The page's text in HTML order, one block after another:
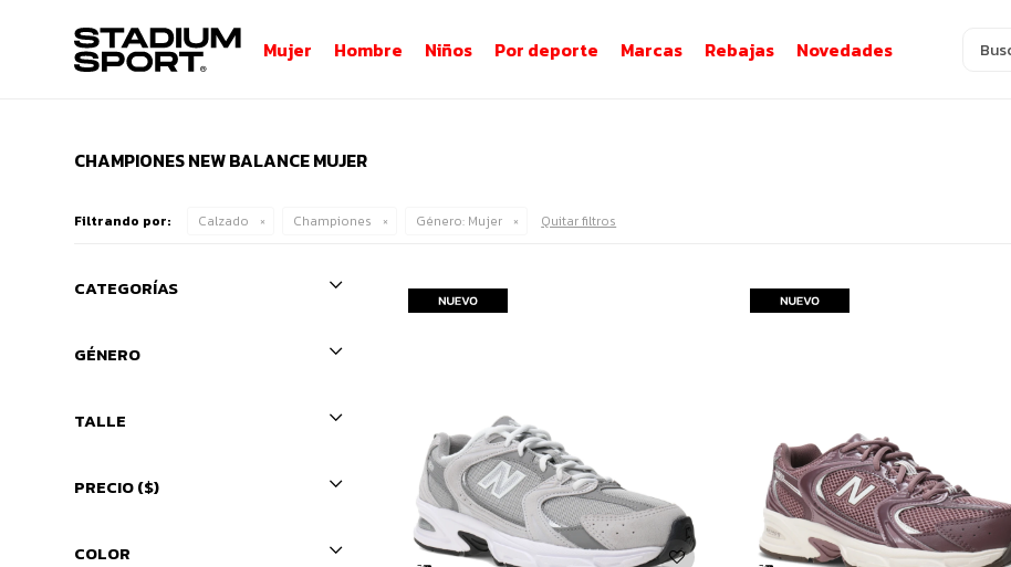
Mujer Hombre Niños Por deporte Marcas Rebajas Novedades
CHAMPIONES NEW BALANCE MUJER
Filtrando por: Calzado Championes Género: Mujer Quitar filtros
CATEGORÍAS
GÉNERO
TALLE
PRECIO($)
COLOR